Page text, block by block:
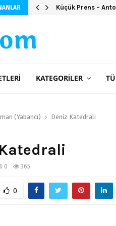
Küçük Prens –
KATEGORILER
(Yabancı) Deniz Katedrali
0 365
0